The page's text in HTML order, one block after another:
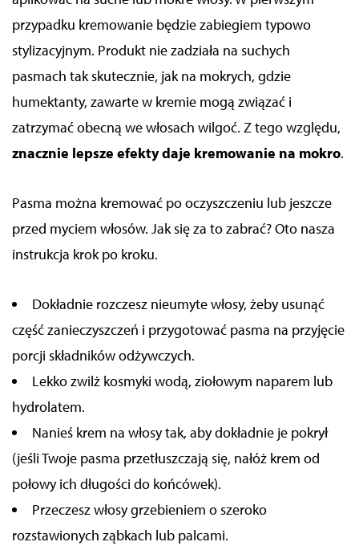
przypadku kremowanie będzie zabiegiem typowo
stylizacyjnym. Produkt nie zadziała na suchych
pasmach tak skutecznie, jak na mokrych, gdzie
humektanty, zawarte w kremie mogą związać i
zatrzymać obecną we włosach wilgoć. Z tego względu,
znacznie lepsze efekty daje kremowanie na mokro.
Pasma można kremować po oczyszczeniu lub jeszcze
przed myciem włosów. Jak się za to zabrać? Oto nasza
instrukcja krok po kroku.
Dokładnie rozczesz nieumyte włosy, żeby usunąć
część zanieczyszczeń i przygotować pasma na przyjęcie
porcji składników odżywczych.
Lekko zwilż kosmyki wodą, ziołowym naparem lub
hydrolatem.
Nanieś krem na włosy tak, aby dokładnie je pokrył
(jeśli Twoje pasma przetłuszczają się, nałóż krem od
połowy ich długości do końcówek).
Przeczesz włosy grzebieniem o szeroko
rozstawionych ząbkach lub palcami.